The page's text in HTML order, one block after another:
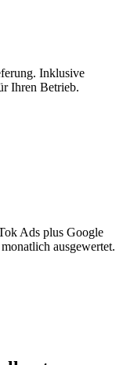
Inklusive
Ihren Betrieb.
Ads plus Google
ausgewertet.